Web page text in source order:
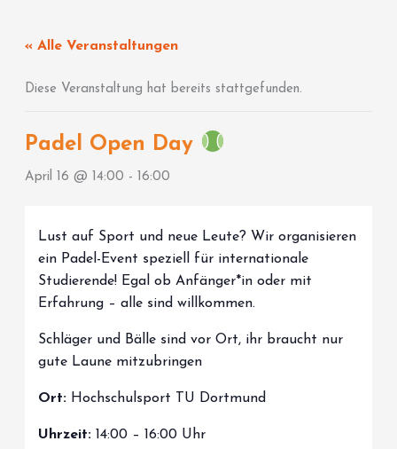
springen« Alle Veranstaltungen
Diese Veranstaltung hat bereits stattgefunden.
Padel Open Day
April 16 @ 14:00 - 16:00
Lust auf Sport und neue Leute? Wir organisieren
ein Padel-Event speziell für internationale
Studierende! Egal ob Anfänger*in oder mit
Erfahrung – alle sind willkommen.
Schläger und Bälle sind vor Ort, ihr braucht nur
gute Laune mitzubringen
Ort: Hochschulsport TU Dortmund
Uhrzeit: 14:00 – 16:00 Uhr